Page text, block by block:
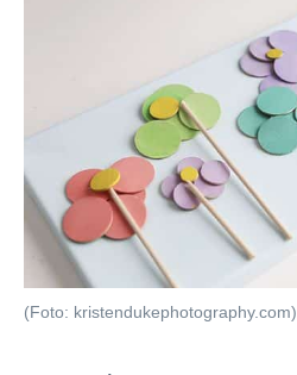
(Foto: kristendukephotography.com)